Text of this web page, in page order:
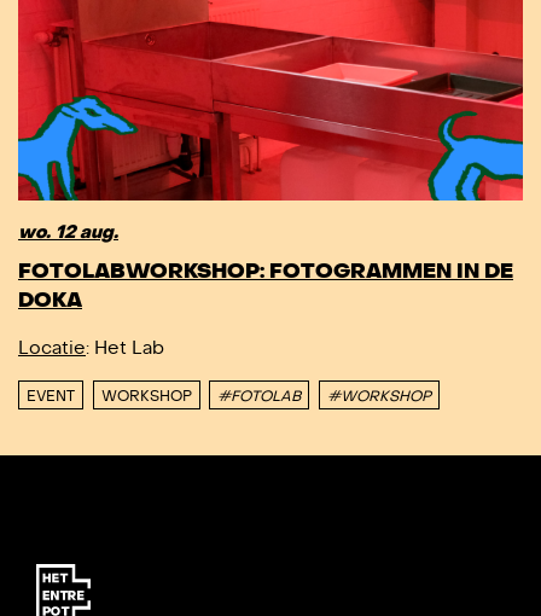
wo. 12 aug.
FOTOLABWORKSHOP: FOTOGRAMMEN IN DE
DOKA
Locatie: Het Lab
EVENT WORKSHOP #FOTOLAB #WORKSHOP